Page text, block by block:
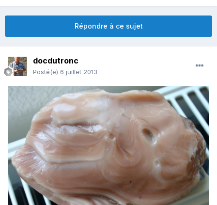
Répondre à ce sujet
docdutronc
Posté(e) 6 juillet 2013